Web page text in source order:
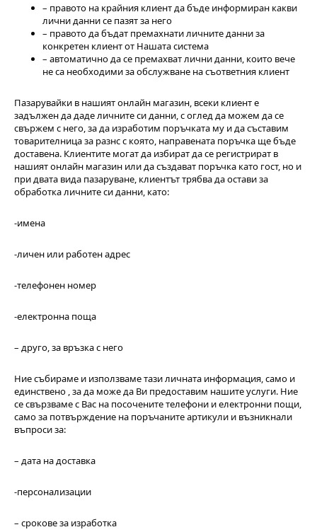
– правото на крайния клиент да бъде информиран какви
лични данни се пазят за него
– правото да бъдат премахнати личните данни за
конкретен клиент от Нашата система
– автоматично да се премахват лични данни, които вече
не са необходими за обслужване на съответния клиент
Пазарувайки в нашият онлайн магазин, всеки клиент е
задължен да даде личните си данни, с оглед да можем да се
свържем с него, за да изработим поръчката му и да съставим
товарителница за разнс с която, направената поръчка ще бъде
доставена. Клиентите могат да избират да се регистрират в
нашият онлайн магазин или да създават поръчка като гост, но и
при двата вида пазаруване, клиентът трябва да остави за
обработка личните си данни, като:
-имена
-личен или работен адрес
-телефонен номер
-електронна поща
– друго, за връзка с него
Ние събираме и използваме тази личната информация, само и
единствено , за да може да Ви предоставим нашите услуги. Ние
се свързваме с Вас на посочените телефони и електронни пощи,
само за потвърждение на поръчаните артикули и възникнали
въпроси за:
– дата на доставка
-персонализации
– срокове за изработка